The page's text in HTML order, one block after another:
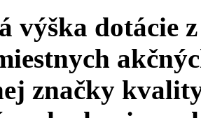
výška dotácie
značky